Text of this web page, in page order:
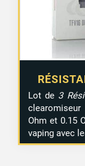
Lot de 3
Ohm et 0.15
vaping avec